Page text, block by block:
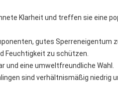
Klarheit und treffen sie eine
gutes Sperreneigentum
Feuchtigkeit zu schützen.
und eine umweltfreundliche Wahl.
sind verhältnismäßig niedrig